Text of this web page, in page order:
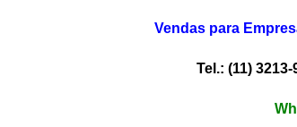
Vendas para
Tel.: (11)